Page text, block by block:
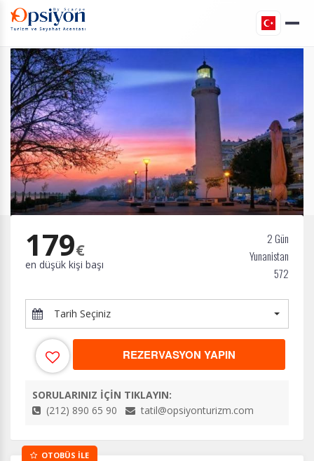
179€
en düşük kişi başı
2 Gün
Yunanistan
572
Tarih Seçiniz
REZERVASYON YAPIN
SORULARINIZ İÇİN TIKLAYIN:
(212) 890 65 90
tatil@opsiyonturizm.com
OTOBÜS İLE